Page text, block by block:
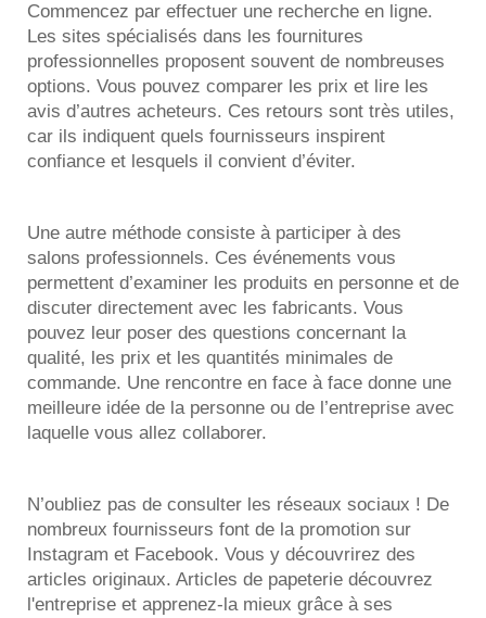
Commencez par effectuer une recherche en ligne.
Les sites spécialisés dans les fournitures
professionnelles proposent souvent de nombreuses
options. Vous pouvez comparer les prix et lire les
avis d’autres acheteurs. Ces retours sont très utiles,
car ils indiquent quels fournisseurs inspirent
confiance et lesquels il convient d’éviter.
Une autre méthode consiste à participer à des
salons professionnels. Ces événements vous
permettent d’examiner les produits en personne et de
discuter directement avec les fabricants. Vous
pouvez leur poser des questions concernant la
qualité, les prix et les quantités minimales de
commande. Une rencontre en face à face donne une
meilleure idée de la personne ou de l’entreprise avec
laquelle vous allez collaborer.
N’oubliez pas de consulter les réseaux sociaux ! De
nombreux fournisseurs font de la promotion sur
Instagram et Facebook. Vous y découvrirez des
articles originaux. Articles de papeterie découvrez
l'entreprise et apprenez-la mieux grâce à ses